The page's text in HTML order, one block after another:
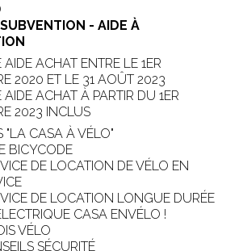
- AIDE À
ACHAT ENTRE LE 1ER
2020 ET LE 31 AOÛT 2023
ACHAT À PARTIR DU 1ER
2023 INCLUS
"LA CASA À VÉLO"
BICYCODE
DE LOCATION DE VÉLO EN
DE LOCATION LONGUE DURÉE
CASA ENVÉLO !
VÉLO
SÉCURITÉ